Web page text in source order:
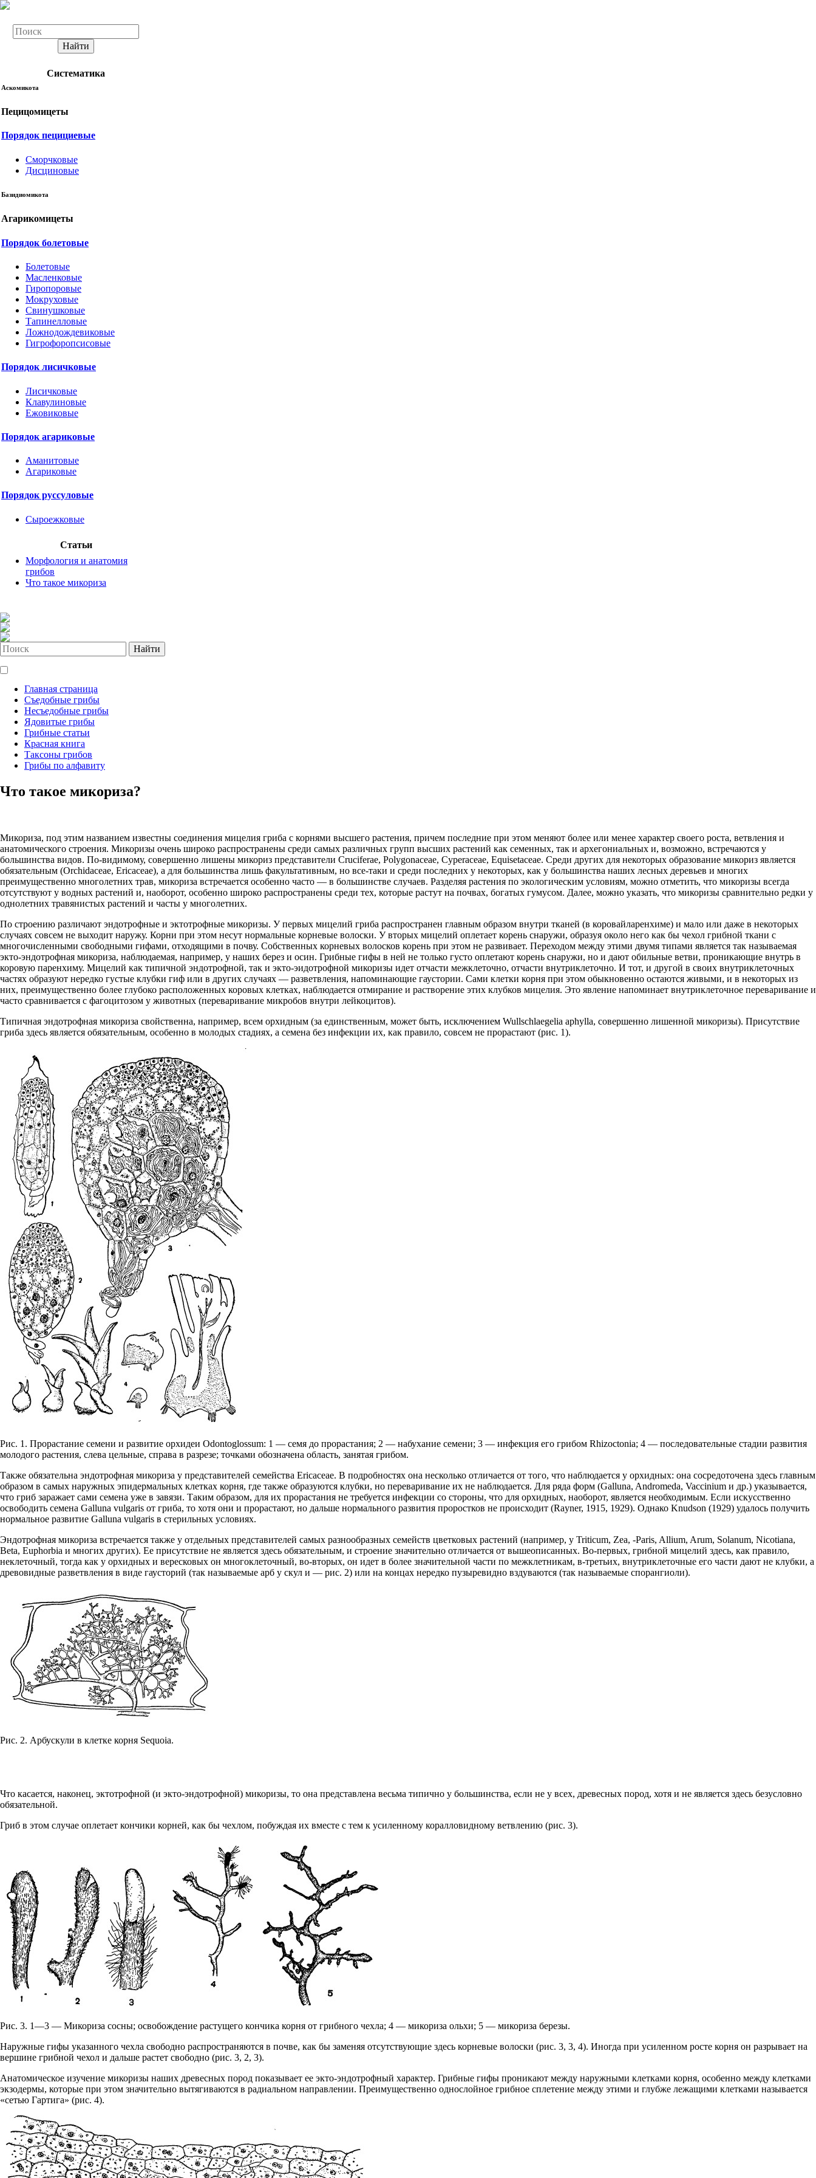
Найти
Систематика
Аскомикота
Пецицомицеты
Порядок пецициевые
Сморчковые
Дисциновые
Базидиомикота
Агарикомицеты
Порядок болетовые
Болетовые
Масленковые
Гиропоровые
Мокруховые
Свинушковые
Тапинелловые
Ложнодождевиковые
Гигрофоропсисовые
Порядок лисичковые
Лисичковые
Клавулиновые
Ежовиковые
Порядок агариковые
Аманитовые
Агариковые
Порядок руссуловые
Сыроежковые
Статьи
Морфология и анатомия
грибов
Что такое микориза
Найти
Главная страница
Съедобные грибы
Несъедобные грибы
Ядовитые грибы
Грибные статьи
Красная книга
Таксоны грибов
Грибы по алфавиту
Что такое микориза?
Микориза, под этим названием известны соединения мицелия гриба с корнями высшего растения, причем последние при этом меняют более или менее характер своего роста, ветвления и
анатомического строения. Микоризы очень широко распространены среди самых различных групп высших растений как семенных, так и архегониальных и, возможно, встречаются у
большинства видов. По-видимому, совершенно лишены микориз представители Cruciferae, Polygonaceae, Cyperaceae, Equisetaceae. Среди других для некоторых образование микориз является
обязательным (Orchidaceae, Ericaceae), а для большинства лишь факультативным, но все-таки и среди последних у некоторых, как у большинства наших лесных деревьев и многих
преимущественно многолетних трав, микориза встречается особенно часто — в большинстве случаев. Разделяя растения по экологическим условиям, можно отметить, что микоризы всегда
отсутствуют у водных растений и, наоборот, особенно широко распространены среди тех, которые растут на почвах, богатых гумусом. Далее, можно указать, что микоризы сравнительно редки у
однолетних травянистых растений и часты у многолетних.
По строению различают эндотрофные и эктотрофные микоризы. У первых мицелий гриба распространен главным образом внутри тканей (в коровайларенхиме) и мало или даже в некоторых
случаях совсем не выходит наружу. Корни при этом несут нормальные корневые волоски. У вторых мицелий оплетает корень снаружи, образуя около него как бы чехол грибной ткани с
многочисленными свободными гифами, отходящими в почву. Собственных корневых волосков корень при этом не развивает. Переходом между этими двумя типами является так называемая
экто-эндотрофная микориза, наблюдаемая, например, у наших берез и осин. Грибные гифы в ней не только густо оплетают корень снаружи, но и дают обильные ветви, проникающие внутрь в
коровую паренхиму. Мицелий как типичной эндотрофной, так и экто-эидотрофной микоризы идет отчасти межклеточно, отчасти внутриклеточно. И тот, и другой в своих внутриклеточных
частях образуют нередко густые клубки гиф или в других случаях — разветвления, напоминающие гаустории. Сами клетки корня при этом обыкновенно остаются живыми, и в некоторых из
них, преимущественно более глубоко расположенных коровых клетках, наблюдается отмирание и растворение этих клубков мицелия. Это явление напоминает внутриклеточное переваривание и
часто сравнивается с фагоцитозом у животных (переваривание микробов внутри лейкоцитов).
Типичная эндотрофная микориза свойственна, например, всем орхидным (за единственным, может быть, исключением Wullschlaegelia aphylla, совершенно лишенной микоризы). Присутствие
гриба здесь является обязательным, особенно в молодых стадиях, а семена без инфекции их, как правило, совсем не прорастают (рис. 1).
Рис. 1. Прорастание семени и развитие орхидеи Odontoglossum: 1 — семя до прорастания; 2 — набухание семени; 3 — инфекция его грибом Rhizoctonia; 4 — последовательные стадии развития
молодого растения, слева цельные, справа в разрезе; точками обозначена область, занятая грибом.
Также обязательна эндотрофная микориза у представителей семейства Ericaceae. В подробностях она несколько отличается от того, что наблюдается у орхидных: она сосредоточена здесь главным
образом в самых наружных эпидермальных клетках корня, где также образуются клубки, но переваривание их не наблюдается. Для ряда форм (Galluna, Andromeda, Vaccinium и др.) указывается,
что гриб заражает сами семена уже в завязи. Таким образом, для их прорастания не требуется инфекции со стороны, что для орхидных, наоборот, является необходимым. Если искусственно
освободить семена Galluna vulgaris от гриба, то хотя они и прорастают, но дальше нормального развития проростков не происходит (Rayner, 1915, 1929). Однако Knudson (1929) удалось получить
нормальное развитие Galluna vulgaris в стерильных условиях.
Эндотрофная микориза встречается также у отдельных представителей самых разнообразных семейств цветковых растений (например, у Triticum, Zea, -Paris, Allium, Arum, Solanum, Nicotiana,
Beta, Euphorbia и многих других). Ее присутствие не является здесь обязательным, и строение значительно отличается от вышеописанных. Во-первых, грибной мицелий здесь, как правило,
неклеточный, тогда как у орхидных и вересковых он многоклеточный, во-вторых, он идет в более значительной части по межклетникам, в-третьих, внутриклеточные его части дают не клубки, а
древовидные разветвления в виде гаусторий (так называемые арб у скул и — рис. 2) или на концах нередко пузыревидно вздуваются (так называемые спорангиоли).
Рис. 2. Арбускули в клетке корня Sequoia.
Что касается, наконец, эктотрофной (и экто-эндотрофной) микоризы, то она представлена весьма типично у большинства, если не у всех, древесных пород, хотя и не является здесь безусловно
обязательной.
Гриб в этом случае оплетает кончики корней, как бы чехлом, побуждая их вместе с тем к усиленному коралловидному ветвлению (рис. 3).
Рис. 3. 1—3 — Микориза сосны; освобождение растущего кончика корня от грибного чехла; 4 — микориза ольхи; 5 — микориза березы.
Наружные гифы указанного чехла свободно распространяются в почве, как бы заменяя отсутствующие здесь корневые волоски (рис. 3, 3, 4). Иногда при усиленном росте корня он разрывает на
вершине грибной чехол и дальше растет свободно (рис. 3, 2, 3).
Анатомическое изучение микоризы наших древесных пород показывает ее экто-эндотрофный характер. Грибные гифы проникают между наружными клетками корня, особенно между клетками
экзодермы, которые при этом значительно вытягиваются в радиальном направлении. Преимущественно однослойное грибное сплетение между этими и глубже лежащими клетками называется
«сетью Гартига» (рис. 4).